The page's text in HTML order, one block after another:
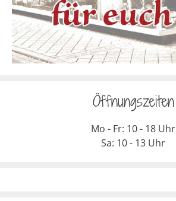
Öffnungszeiten
Mo - Fr: 10 - 18 Uhr
Sa: 10 - 13 Uhr